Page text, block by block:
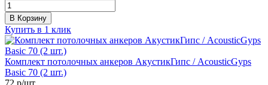
В Корзину
Купить в 1 клик
Комплект потолочных анкеров АкустикГипс / AcousticGyps
Basic 70 (2 шт.)
72 р/шт